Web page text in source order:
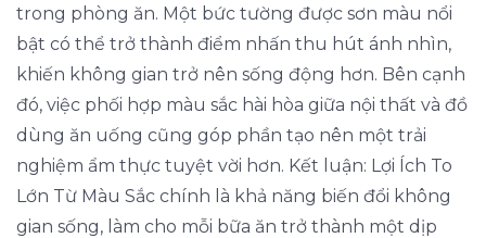
trong phòng ăn. Một bức tường được sơn màu nổi
bật có thể trở thành điểm nhấn thu hút ánh nhìn,
khiến không gian trở nên sống động hơn. Bên cạnh
đó, việc phối hợp màu sắc hài hòa giữa nội thất và đồ
dùng ăn uống cũng góp phần tạo nên một trải
nghiệm ẩm thực tuyệt vời hơn. Kết luận: Lợi Ích To
Lớn Từ Màu Sắc chính là khả năng biến đổi không
gian sống, làm cho mỗi bữa ăn trở thành một dịp